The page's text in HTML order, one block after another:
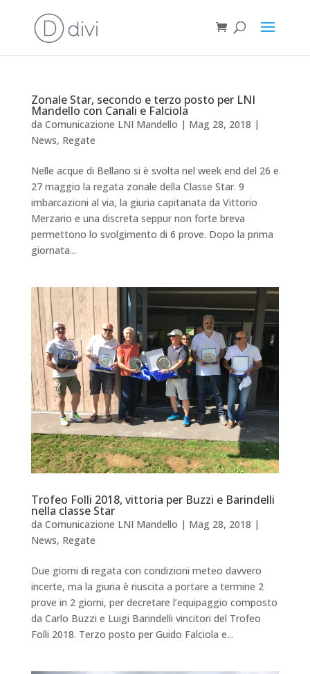
Zonale Star, secondo e terzo posto per LNI
Mandello con Canali e Falciola
da Comunicazione LNI Mandello | Mag 28, 2018 |
News, Regate
Nelle acque di Bellano si è svolta nel week end del 26 e
27 maggio la regata zonale della Classe Star. 9
imbarcazioni al via, la giuria capitanata da Vittorio
Merzario e una discreta seppur non forte breva
permettono lo svolgimento di 6 prove. Dopo la prima
giornata...
Trofeo Folli 2018, vittoria per Buzzi e Barindelli
nella classe Star
da Comunicazione LNI Mandello | Mag 28, 2018 |
News, Regate
Due giorni di regata con condizioni meteo davvero
incerte, ma la giuria è riuscita a portare a termine 2
prove in 2 giorni, per decretare l’equipaggio composto
da Carlo Buzzi e Luigi Barindelli vincitori del Trofeo
Folli 2018. Terzo posto per Guido Falciola e...